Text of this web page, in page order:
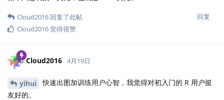
回复
Cloud2016 回复了此帖
Cloud2016觉得很赞
Cloud2016 4月19日
yihui
快速出图加训练用户心智，我觉得对初入门的 R 用户挺
友好的。